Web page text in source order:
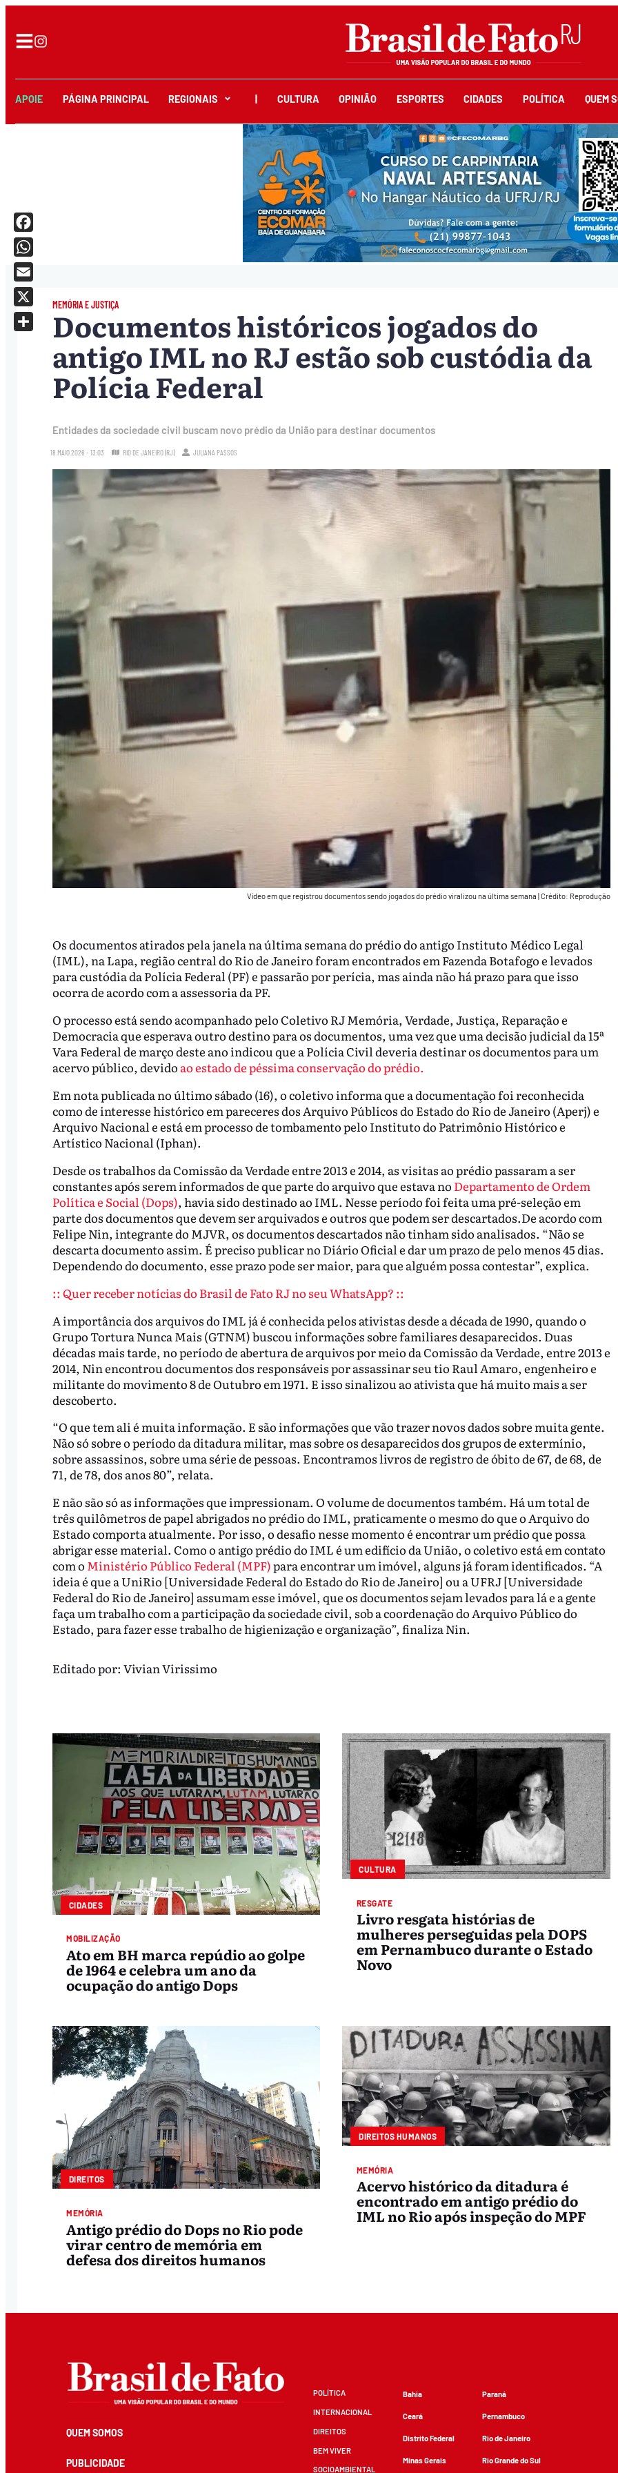
APOIE PÁGINA PRINCIPAL REGIONAIS CULTURA OPINIÃO ESPORTES CIDADES POLÍTICA QUEM
MEMÓRIA E JUSTIÇA
Documentos históricos jogados do
antigo IML no RJ estão sob custódia da
Polícia Federal
Entidades da sociedade civil buscam novo prédio da União para destinar documentos
18.MAIO.2026 - 13:03 RIO DE JANEIRO (RJ) JULIANA PASSOS
Vídeo em que registrou documentos sendo jogados do prédio viralizou na última semana |Crédito: Reprodução
Os documentos atirados pela janela na última semana do prédio do antigo Instituto Médico Legal
(IML), na Lapa, região central do Rio de Janeiro foram encontrados em Fazenda Botafogo e levados
para custódia da Polícia Federal (PF) e passarão por perícia, mas ainda não há prazo para que isso
ocorra de acordo com a assessoria da PF.
O processo está sendo acompanhado pelo Coletivo RJ Memória, Verdade, Justiça, Reparação e
Democracia que esperava outro destino para os documentos, uma vez que uma decisão judicial da 15ª
Vara Federal de março deste ano indicou que a Polícia Civil deveria destinar os documentos para um
acervo público, devido ao estado de péssima conservação do prédio.
Em nota publicada no último sábado (16), o coletivo informa que a documentação foi reconhecida
como de interesse histórico em pareceres dos Arquivo Públicos do Estado do Rio de Janeiro (Aperj) e
Arquivo Nacional e está em processo de tombamento pelo Instituto do Patrimônio Histórico e
Artístico Nacional (Iphan).
Desde os trabalhos da Comissão da Verdade entre 2013 e 2014, as visitas ao prédio passaram a ser
constantes após serem informados de que parte do arquivo que estava no Departamento de Ordem
Política e Social (Dops), havia sido destinado ao IML. Nesse período foi feita uma pré-seleção em
parte dos documentos que devem ser arquivados e outros que podem ser descartados.De acordo com
Felipe Nin, integrante do MJVR, os documentos descartados não tinham sido analisados. “Não se
descarta documento assim. É preciso publicar no Diário Oficial e dar um prazo de pelo menos 45 dias.
Dependendo do documento, esse prazo pode ser maior, para que alguém possa contestar”, explica.
:: Quer receber notícias do Brasil de Fato RJ no seu WhatsApp? ::
A importância dos arquivos do IML já é conhecida pelos ativistas desde a década de 1990, quando o
Grupo Tortura Nunca Mais (GTNM) buscou informações sobre familiares desaparecidos. Duas
décadas mais tarde, no período de abertura de arquivos por meio da Comissão da Verdade, entre 2013 e
2014, Nin encontrou documentos dos responsáveis por assassinar seu tio Raul Amaro, engenheiro e
militante do movimento 8 de Outubro em 1971. E isso sinalizou ao ativista que há muito mais a ser
descoberto.
“O que tem ali é muita informação. E são informações que vão trazer novos dados sobre muita gente.
Não só sobre o período da ditadura militar, mas sobre os desaparecidos dos grupos de extermínio,
sobre assassinos, sobre uma série de pessoas. Encontramos livros de registro de óbito de 67, de 68, de
71, de 78, dos anos 80”, relata.
E não são só as informações que impressionam. O volume de documentos também. Há um total de
três quilômetros de papel abrigados no prédio do IML, praticamente o mesmo do que o Arquivo do
Estado comporta atualmente. Por isso, o desafio nesse momento é encontrar um prédio que possa
abrigar esse material. Como o antigo prédio do IML é um edifício da União, o coletivo está em contato
com o Ministério Público Federal (MPF)para encontrar um imóvel, alguns já foram identificados. “A
ideia é que a UniRio [Universidade Federal do Estado do Rio de Janeiro] ou a UFRJ [Universidade
Federal do Rio de Janeiro] assumam esse imóvel, que os documentos sejam levados para lá e a gente
faça um trabalho com a participação da sociedade civil, sob a coordenação do Arquivo Público do
Estado, para fazer esse trabalho de higienização e organização”, finaliza Nin.
Facebook
WhatsApp
Email
X
Editado por: Vivian Virissimo
CIDADES
MOBILIZAÇÃO
Ato em BH marca repúdio ao golpe
de 1964 e celebra um ano da
ocupação do antigo Dops
CULTURA
RESGATE
Livro resgata histórias de
mulheres perseguidas pela DOPS
em Pernambuco durante o Estado
Novo
DIREITOS
MEMÓRIA
Antigo prédio do Dops no Rio pode
virar centro de memória em
defesa dos direitos humanos
DIREITOS HUMANOS
MEMÓRIA
Acervo histórico da ditadura é
encontrado em antigo prédio do
IML no Rio após inspeção do MPF
QUEM SOMOS
PUBLICIDADE
POLÍTICA
INTERNACIONAL
DIREITOS
BEM VIVER
SOCIOAMBIENTAL
Bahia
Ceará
Distrito Federal
Minas Gerais
Paraná
Pernambuco
Rio de Janeiro
Rio Grande do Sul